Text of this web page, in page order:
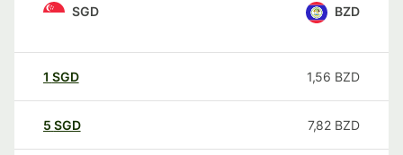
SGD BZD
1 SGD 1,56 BZD
5 SGD 7,82 BZD